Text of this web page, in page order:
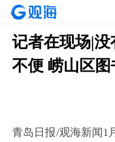
记者在现场|
不便 崂山区
青岛日报/观海新闻1